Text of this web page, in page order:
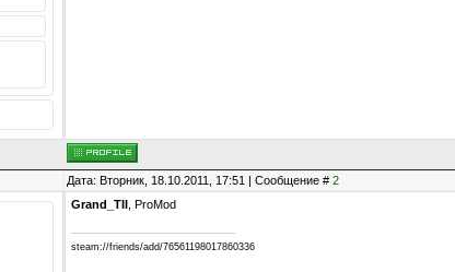
Дата: Вторник, 18.10.2011, 17:51 | Сообщение # 2
Grand_TII , ProMod
steam://friends/add/76561198017860336